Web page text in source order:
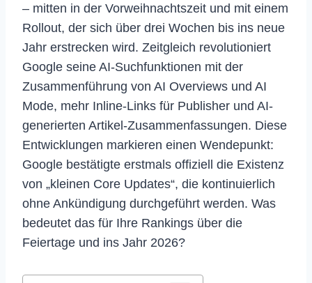
– mitten in der Vorweihnachtszeit und mit einem
Rollout, der sich über drei Wochen bis ins neue
Jahr erstrecken wird. Zeitgleich revolutioniert
Google seine AI-Suchfunktionen mit der
Zusammenführung von AI Overviews und AI
Mode, mehr Inline-Links für Publisher und AI-
generierten Artikel-Zusammenfassungen. Diese
Entwicklungen markieren einen Wendepunkt:
Google bestätigte erstmals offiziell die Existenz
von „kleinen Core Updates“, die kontinuierlich
ohne Ankündigung durchgeführt werden. Was
bedeutet das für Ihre Rankings über die
Feiertage und ins Jahr 2026?